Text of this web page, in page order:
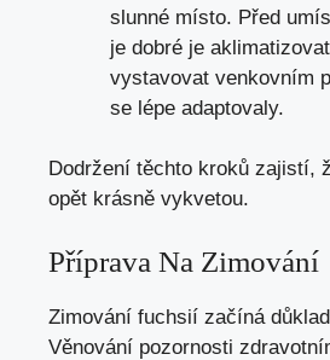
slunné místo. Před
je dobré je
vystavovat venkovním
se lépe adaptovaly.
Dodržení těchto kroků zajistí,
opět krásně vykvetou.
Příprava Na Zimování
Zimování fuchsií začíná
Věnování pozornosti